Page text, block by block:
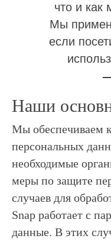
что и как
Мы
если
Наши
Мы обеспечиваем
персональных
необходимые
меры по защите
случаев для
Snap работает с
данные. В этих